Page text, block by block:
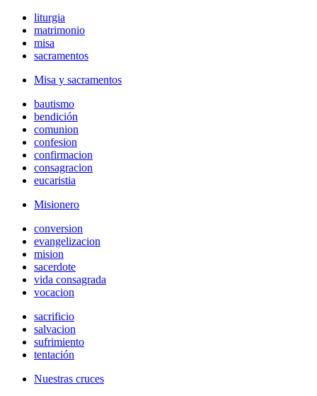
liturgia
matrimonio
misa
sacramentos
Misa y sacramentos
bautismo
bendición
comunion
confesion
confirmacion
consagracion
eucaristia
Misionero
conversion
evangelizacion
mision
sacerdote
vida consagrada
vocacion
sacrificio
salvacion
sufrimiento
tentación
Nuestras cruces